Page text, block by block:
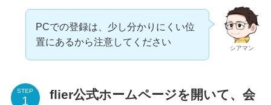
シアマン
PCでの登録は、少し分かりにくい位
置にあるから注意してください
STEP
flier公式ホームページを開いて、会